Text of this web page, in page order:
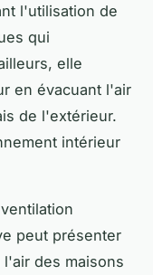
l'utilisation de
qui
elle
en évacuant l'air
de l'extérieur.
intérieur
peut présenter
des maisons